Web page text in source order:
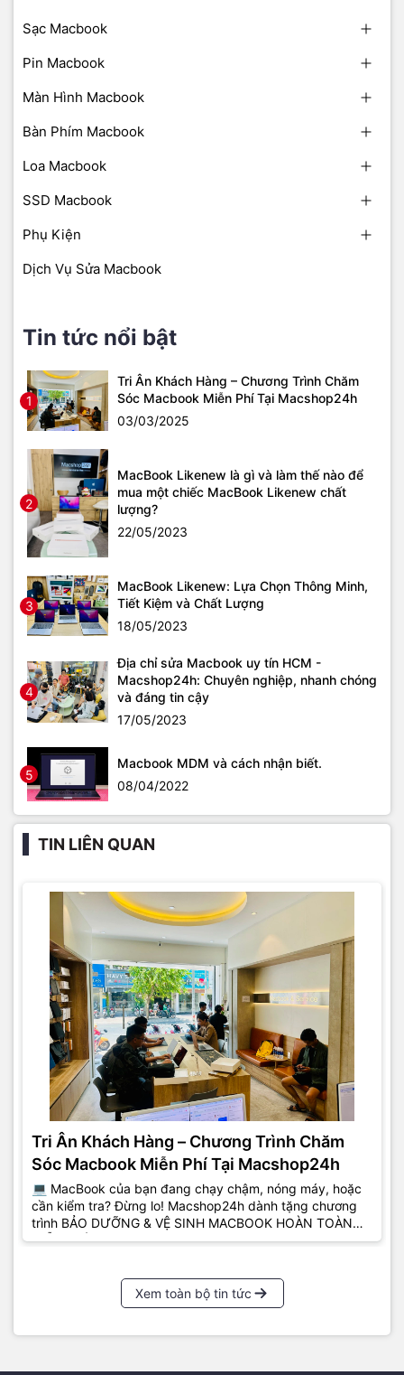
Sạc Macbook
Pin Macbook
Màn Hình Macbook
Bàn Phím Macbook
Loa Macbook
SSD Macbook
Phụ Kiện
Dịch Vụ Sửa Macbook
Tin tức nổi bật
1
Tri Ân Khách Hàng – Chương Trình Chăm
Sóc Macbook Miễn Phí Tại Macshop24h
03/03/2025
2
MacBook Likenew là gì và làm thế nào để
mua một chiếc MacBook Likenew chất
lượng?
22/05/2023
3
MacBook Likenew: Lựa Chọn Thông Minh,
Tiết Kiệm và Chất Lượng
18/05/2023
4
Địa chỉ sửa Macbook uy tín HCM -
Macshop24h: Chuyên nghiệp, nhanh chóng
và đáng tin cậy
17/05/2023
5
Macbook MDM và cách nhận biết.
08/04/2022
TIN LIÊN QUAN
Tri Ân Khách Hàng – Chương Trình Chăm
Sóc Macbook Miễn Phí Tại Macshop24h
💻 MacBook của bạn đang chạy chậm, nóng máy, hoặc
cần kiểm tra? Đừng lo! Macshop24h dành tặng chương
trình BẢO DƯỠNG & VỆ SINH MACBOOK HOÀN TOÀN
MIỄN PHÍ...
Xem toàn bộ tin tức